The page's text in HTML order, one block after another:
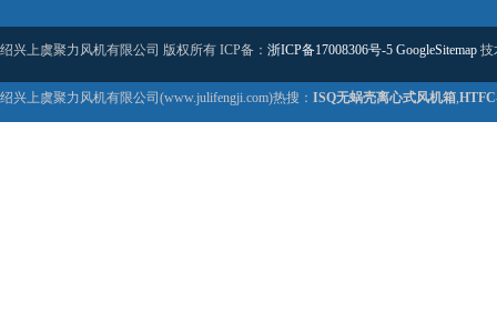
绍兴上虞聚力风机有限公司 版权所有 ICP备： 浙ICP备17008306号-5 GoogleSitemap 技
绍兴上虞聚力风机有限公司(www.julifengji.com)热搜： ISQ无蜗壳离心式风机箱,